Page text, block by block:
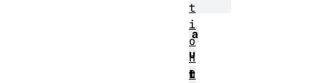
a
u
t
t
i
o
n
D